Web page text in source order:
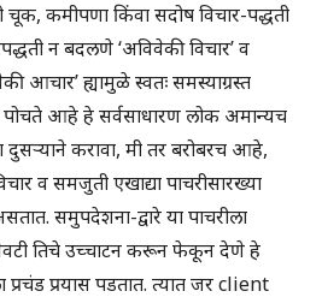
चूक, कमीपणा किंवा सदोष विचार-पद्धती
न बदलणे ‘अविवेकी विचार’ व
आचार’ ह्यामुळे स्वतः समस्याग्रस्त
पोचते आहे हे सर्वसाधारण लोक अमान्यच
करावा, मी तर बरोबरच आहे,
व समजुती एखाद्या पाचरीसारख्या
समुपदेशना-द्वारे या पाचरीला
तिचे उच्चाटन करून फेकून देणे हे
प्रचंड प्रयास पडतात. त्यात जर client